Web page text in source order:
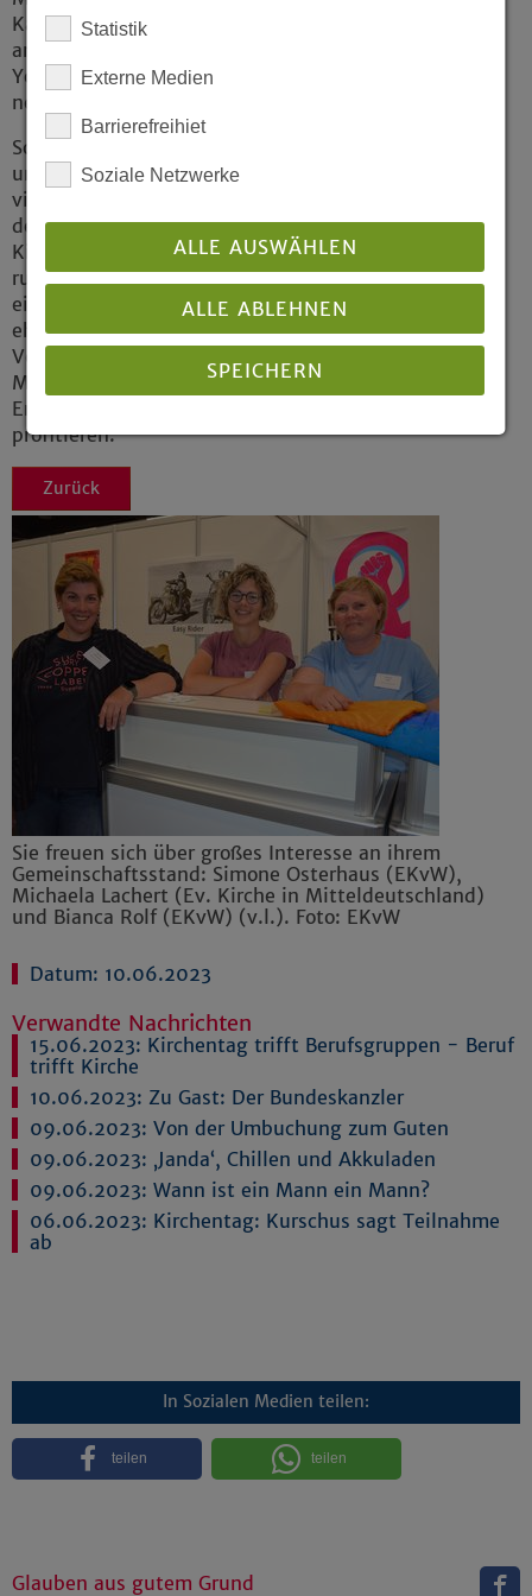
Kamera erzählen“, berichtet Bianca Rolf. Schon
am ersten Tag sei zwischenzeitlich der
Youtube-Kanal gesperrt worden, weil so viele
neue Kurzfilme hochgeladen worden seien.
So freuen sich Bianca Rolf, Simone Osterhaus
und ihre Kolleg*innen über regen Zulauf und
viele freundliche Kirchentagsgäste, die auch
den Ehrenamtsstand besuchen. Unter den
Kirchentagsbesucher*innen – in diesem Jahr
rund 60.000 Dauer- und voraussichtlich
einige tausend Tagesgäste - ist die Quote der
ehrenamtlich Engagierten mutmaßlich hoch.
Vom Austausch auf dem Markt der
Möglichkeiten können alle, die über ihre
Erfahrungen ins Gespräch kommen,
profitieren.
Zurück
Sie freuen sich über großes Interesse an ihrem
Gemeinschaftsstand: Simone Osterhaus (EKvW),
Michaela Lachert (Ev. Kirche in Mitteldeutschland)
und Bianca Rolf (EKvW) (v.l.). Foto: EKvW
Datum: 10.06.2023
Verwandte Nachrichten
15.06.2023: Kirchentag trifft Berufsgruppen - Beruf
trifft Kirche
10.06.2023: Zu Gast: Der Bundeskanzler
09.06.2023: Von der Umbuchung zum Guten
09.06.2023: ‚Janda‘, Chillen und Akkuladen
09.06.2023: Wann ist ein Mann ein Mann?
06.06.2023: Kirchentag: Kurschus sagt Teilnahme
ab
In Sozialen Medien teilen:
teilen teilen
Glauben aus gutem Grund
Statistik
Externe Medien
Barrierefreihiet
Soziale Netzwerke
ALLE AUSWÄHLEN
ALLE ABLEHNEN
SPEICHERN